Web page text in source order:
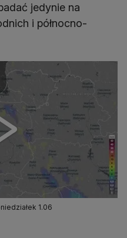
jedynie na
i północno-
1.06